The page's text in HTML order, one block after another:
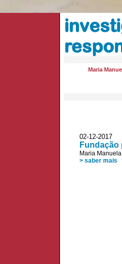
Maria
02-12-
Fundação
Maria
> saber mais